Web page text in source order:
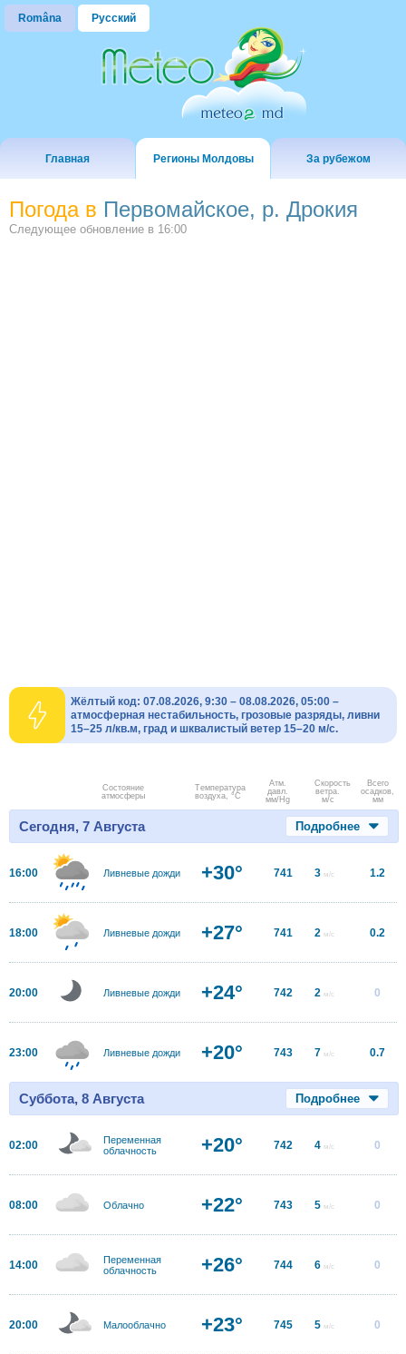
Româna Русский
Главная Регионы Молдовы За рубежом
Погода в Первомайское, р. Дрокия
Следующее обновление в 16:00
Жёлтый код: 07.08.2026, 9:30 – 08.08.2026, 05:00 –
атмосферная нестабильность, грозовые разряды, ливни
15–25 л/кв.м, град и шквалистый ветер 15–20 м/с.
Состояние
атмосферы
Температура
воздуха, °C
Атм.
давл.
мм/Hg
Скорость
ветра.
м/с
Всего
осадков,
мм
Сегодня, 7 Августа Подробнее
16:00 Ливневые дожди +30° 741 3 м/с 1.2
18:00 Ливневые дожди +27° 741 2 м/с 0.2
20:00 Ливневые дожди +24° 742 2 м/с 0
23:00 Ливневые дожди +20° 743 7 м/с 0.7
Суббота, 8 Августа Подробнее
02:00
Переменная
облачность
+20° 742 4 м/с 0
08:00 Облачно +22° 743 5 м/с 0
14:00
Переменная
облачность
+26° 744 6 м/с 0
20:00 Малооблачно +23° 745 5 м/с 0